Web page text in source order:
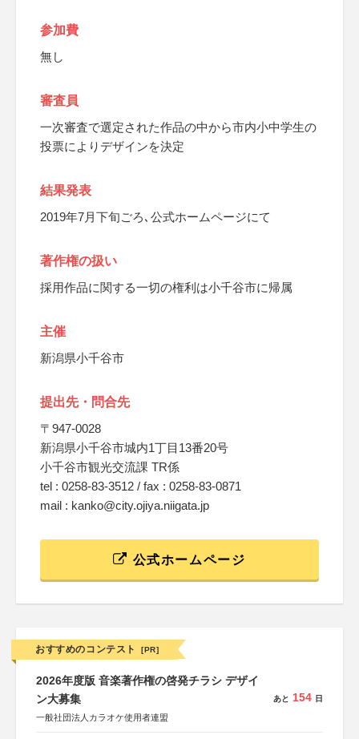
参加費
無し
審査員
一次審査で選定された作品の中から市内小中学生の
投票によりデザインを決定
結果発表
2019年7月下旬ごろ､公式ホームページにて
著作権の扱い
採用作品に関する一切の権利は小千谷市に帰属
主催
新潟県小千谷市
提出先・問合先
〒947-0028
新潟県小千谷市城内1丁目13番20号
小千谷市観光交流課 TR係
tel : 0258-83-3512 / fax : 0258-83-0871
mail : kanko@city.ojiya.niigata.jp
公式ホームページ
おすすめのコンテスト [PR]
2026年度版 音楽著作権の啓発チラシ デザイ
ン大募集
一般社団法人カラオケ使用者連盟
あと 154 日